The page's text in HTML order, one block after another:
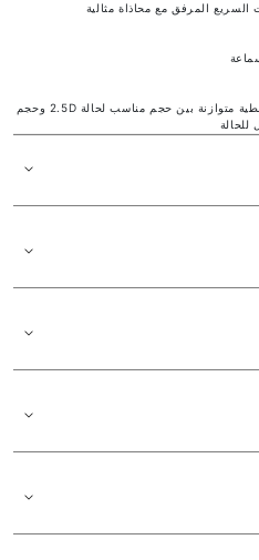
المرفق مع محاذاة مثالية
• 2.75D حجم تغطية الشاشة وهي نقطة وسطية متوازنة بين حجم مناسب لحالة 2.5D وحجم
للحالة